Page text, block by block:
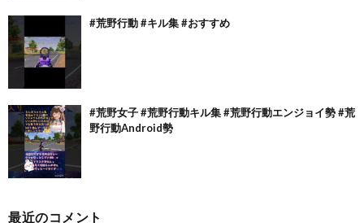
#荒野行動 #キル集 #おすすめ
#荒野女子 #荒野行動キル集 #荒野行動エンジョイ勢 #荒
野行動Android勢
最近のコメント